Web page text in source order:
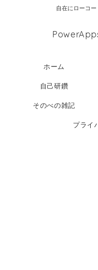
自在にローコ
ホーム
自己研鑽
そのべの雑記
プライ